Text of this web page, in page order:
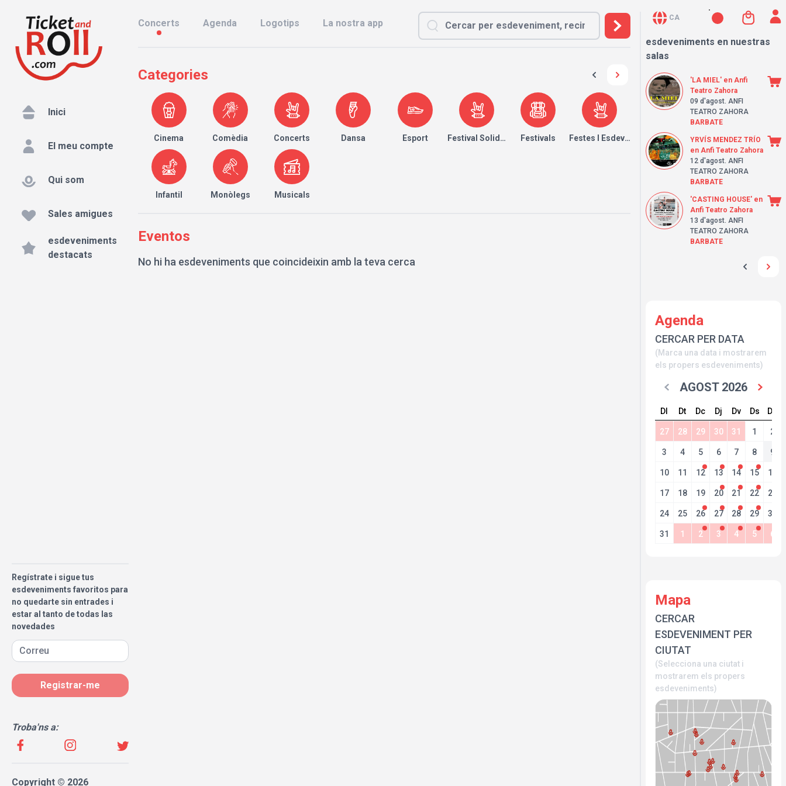
Inici
El meu compte
Qui som
Sales amigues
esdeveniments
destacats
Regístrate i sigue tus
esdeveniments favoritos para
no quedarte sin entrades i
estar al tanto de todas las
novedades
Registrar-me
Troba'ns a:
Copyright © 2026
Concerts Agenda Logotips La nostra app
Categories
Cinema Comèdia Concerts Dansa Esport Festival Solidari Festivals Festes I Esdeveniments
Infantil Monòlegs Musicals
Eventos
No hi ha esdeveniments que coincideixin amb la teva cerca
CA
esdeveniments en nuestras
salas
'LA MIEL' en Anfi
Teatro Zahora
09 d'agost. ANFI
TEATRO ZAHORA
BARBATE
YRVÍS MENDEZ TRÍO
en Anfi Teatro Zahora
12 d'agost. ANFI
TEATRO ZAHORA
BARBATE
'CASTING HOUSE' en
Anfi Teatro Zahora
13 d'agost. ANFI
TEATRO ZAHORA
BARBATE
Agenda
CERCAR PER DATA
(Marca una data i mostrarem
els propers esdeveniments)
AGOST 2026
Dl Dt Dc Dj Dv Ds Dg
27 28 29 30 31 1 2
3 4 5 6 7 8 9
10 11 12 13 14 15 16
17 18 19 20 21 22 23
24 25 26 27 28 29 30
31 1 2 3 4 5 6
Mapa
CERCAR
ESDEVENIMENT PER
CIUTAT
(Selecciona una ciutat i
mostrarem els propers
esdeveniments)